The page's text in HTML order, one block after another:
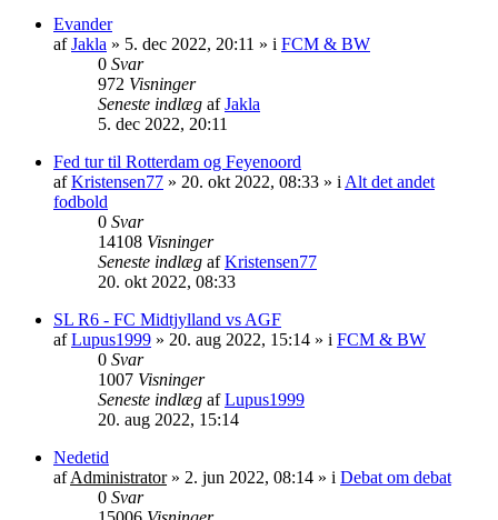
Evander
afJakla » 5. dec 2022, 20:11 » i FCM & BW
0 Svar
972 Visninger
Seneste indlæg afJakla
5. dec 2022, 20:11
Fed tur til Rotterdam og Feyenoord
afKristensen77 » 20. okt 2022, 08:33 » i Alt det andet
fodbold
0 Svar
14108 Visninger
Seneste indlæg afKristensen77
20. okt 2022, 08:33
SL R6 - FC Midtjylland vs AGF
afLupus1999 » 20. aug 2022, 15:14 » i FCM & BW
0 Svar
1007 Visninger
Seneste indlæg afLupus1999
20. aug 2022, 15:14
Nedetid
afAdministrator» 2. jun 2022, 08:14 » i Debat om debat
0 Svar